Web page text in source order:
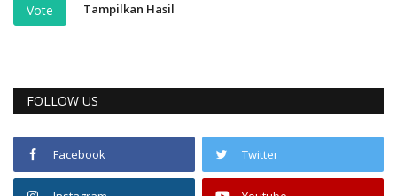
Vote Tampilkan Hasil
FOLLOW US
Facebook Twitter